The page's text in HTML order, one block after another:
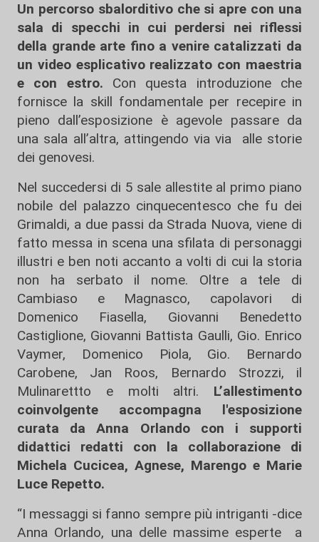
Un percorso sbalorditivo che si apre con una
sala di specchi in cui perdersi nei riflessi
della grande arte fino a venire catalizzati da
un video esplicativo realizzato con maestria
e con estro. Con questa introduzione che
fornisce la skill fondamentale per recepire in
pieno dall’esposizione è agevole passare da
una sala all’altra, attingendo via via alle storie
dei genovesi.
Nel succedersi di 5 sale allestite al primo piano
nobile del palazzo cinquecentesco che fu dei
Grimaldi, a due passi da Strada Nuova, viene di
fatto messa in scena una sfilata di personaggi
illustri e ben noti accanto a volti di cui la storia
non ha serbato il nome. Oltre a tele di
Cambiaso e Magnasco, capolavori di
Domenico Fiasella, Giovanni Benedetto
Castiglione, Giovanni Battista Gaulli, Gio. Enrico
Vaymer, Domenico Piola, Gio. Bernardo
Carobene, Jan Roos, Bernardo Strozzi, il
Mulinarettto e molti altri. L’allestimento
coinvolgente accompagna l'esposizione
curata da Anna Orlando con i supporti
didattici redatti con la collaborazione di
Michela Cucicea, Agnese, Marengo e Marie
Luce Repetto.
“I messaggi si fanno sempre più intriganti -dice
Anna Orlando, una delle massime esperte a